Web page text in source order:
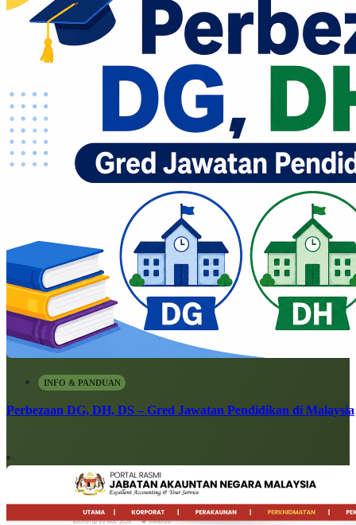
INFO & PANDUAN
Perbezaan DG, DH, DS – Gred Jawatan Pendidikan di Malaysia